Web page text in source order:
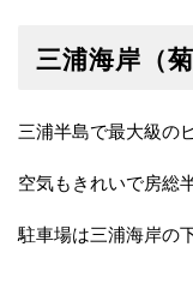
三浦海岸（
三浦半島で最大級の
空気もきれいで房総
駐車場は三浦海岸の